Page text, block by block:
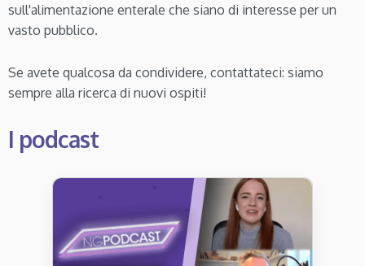
sull'alimentazione enterale che siano di interesse per un
vasto pubblico.
Se avete qualcosa da condividere, contattateci: siamo
sempre alla ricerca di nuovi ospiti!
I podcast